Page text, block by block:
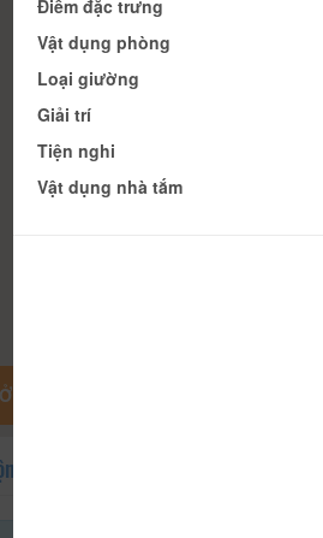
RỘNG BẢN ĐỒ
Gió
Điểm đặc trưng
Vật dụng phòng
Loại giường
Giải trí
Tiện nghi
Vật dụng nhà tắm